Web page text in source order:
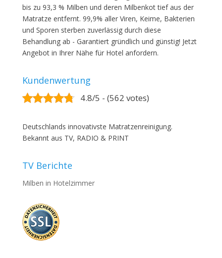
bis zu 93,3 % Milben und deren Milbenkot tief aus der
Matratze entfernt. 99,9% aller Viren, Keime, Bakterien
und Sporen sterben zuverlässig durch diese
Behandlung ab - Garantiert gründlich und günstig! Jetzt
Angebot in Ihrer Nähe für Hotel anfordern.
Kundenwertung
4.8/5 - (562 votes)
Deutschlands innovativste Matratzenreinigung.
Bekannt aus TV, RADIO & PRINT
TV Berichte
Milben in Hotelzimmer